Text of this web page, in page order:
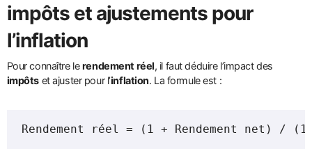
impôts et ajustements pour
l’inflation
Pour connaître lerendement réel, il faut déduire l’impact des
impôts et ajuster pour l’inflation. La formule est :
Rendement réel = (1 + Rendement net) /